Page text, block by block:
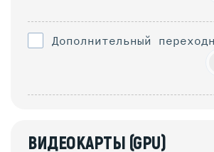
Дополнительный
ВИДЕОКАРТЫ (GPU)